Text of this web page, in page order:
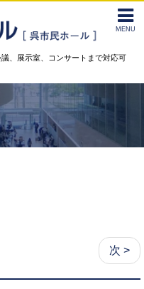
、展示室、コンサートまで対応可
次 >
MENU